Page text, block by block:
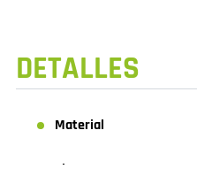
DETALLES
Material
Planta